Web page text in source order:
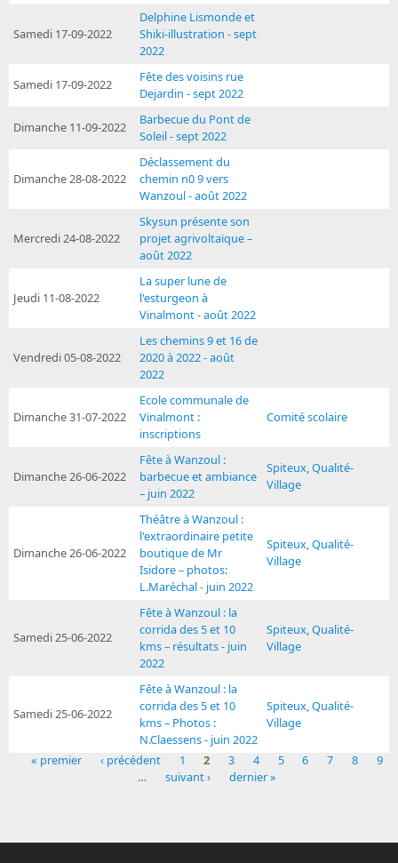
Samedi 17-09-2022
Delphine Lismonde et
Shiki-illustration - sept
2022
Samedi 17-09-2022
Fête des voisins rue
Dejardin - sept 2022
Dimanche 11-09-2022
Barbecue du Pont de
Soleil - sept 2022
Dimanche 28-08-2022
Déclassement du
chemin n0 9 vers
Wanzoul - août 2022
Mercredi 24-08-2022
Skysun présente son
projet agrivoltaïque –
août 2022
Jeudi 11-08-2022
La super lune de
l'esturgeon à
Vinalmont - août 2022
Vendredi 05-08-2022
Les chemins 9 et 16 de
2020 à 2022 - août
2022
Dimanche 31-07-2022
Ecole communale de
Vinalmont :
inscriptions
Comité scolaire
Dimanche 26-06-2022
Fête à Wanzoul :
barbecue et ambiance
– juin 2022
Spiteux,Qualité-
Village
Dimanche 26-06-2022
Théâtre à Wanzoul :
l'extraordinaire petite
boutique de Mr
Isidore – photos:
L.Maréchal - juin 2022
Spiteux,Qualité-
Village
Samedi 25-06-2022
Fête à Wanzoul : la
corrida des 5 et 10
kms – résultats - juin
2022
Spiteux,Qualité-
Village
Samedi 25-06-2022
Fête à Wanzoul : la
corrida des 5 et 10
kms – Photos :
N.Claessens - juin 2022
Spiteux,Qualité-
Village
Pages
« premier ‹ précédent 1 2 3 4 5 6 7 8
9
…
suivant › dernier »